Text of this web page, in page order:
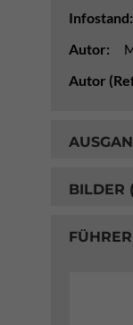
Infostand:
Autor:
Autor
BILDER